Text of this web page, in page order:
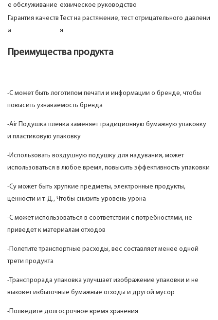
е обслуживание ехническое руководство
Гарантия качеств
а
Тест на растяжение, тест отрицательного давлени
я
Преимущества продукта
-С может быть логотипом печати и информации о бренде, чтобы
повысить узнаваемость бренда
-Air Подушка пленка заменяет традиционную бумажную упаковку
и пластиковую упаковку
-Использовать воздушную подушку для надувания, может
использоваться в любое время, повысить эффективность упаковки
-Су может быть хрупкие предметы, электронные продукты,
ценности и т. Д., Чтобы снизить уровень урона
-С может использоваться в соответствии с потребностями, не
приведет к материалам отходов
-Полетите транспортные расходы, вес составляет менее одной
трети продукта
-Транспрорада упаковка улучшает изображение упаковки и не
вызовет избыточные бумажные отходы и другой мусор
-Полведите долгосрочное время хранения